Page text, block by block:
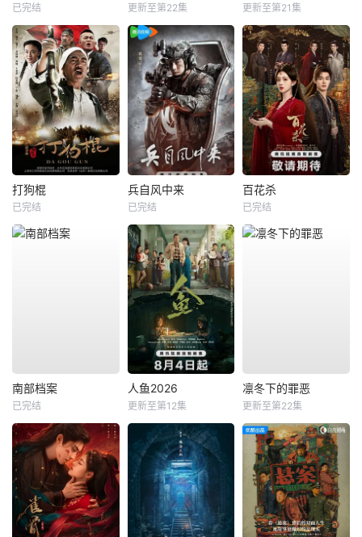
已完结 更新至第22集 更新至第21集
打狗棍
已完结
兵自风中来
已完结
百花杀
已完结
南部档案
已完结
人鱼2026
更新至第12集
凛冬下的罪恶
更新至第22集